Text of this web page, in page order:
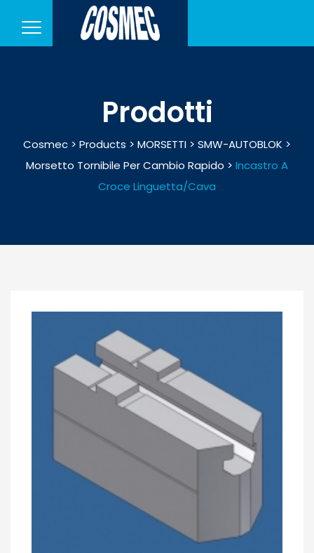
Prodotti
Cosmec > Products > MORSETTI > SMW-AUTOBLOK >
Morsetto Tornibile Per Cambio Rapido > Incastro A
Croce Linguetta/Cava